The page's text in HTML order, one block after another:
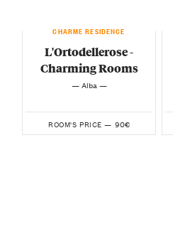
CHARME RESIDENCE
L'Ortodellerose -
Charming Rooms
— Alba —
ROOM'S PRICE — 90€